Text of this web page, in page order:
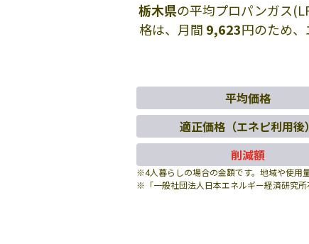
栃木県の平均プロパンガス
格は、月間 9,623円のため
平均価格
適正価格（エネピ利用後）
削減額
※4人暮らしの場合の金額です。地域や使用
※「一般社団法人日本エネルギー経済研究所